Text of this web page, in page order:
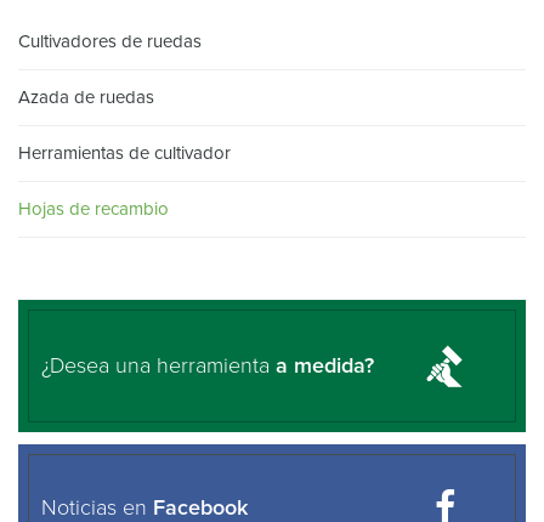
Cultivadores de ruedas
Azada de ruedas
Herramientas de cultivador
Hojas de recambio
¿Desea una herramienta a medida?
Noticias en Facebook